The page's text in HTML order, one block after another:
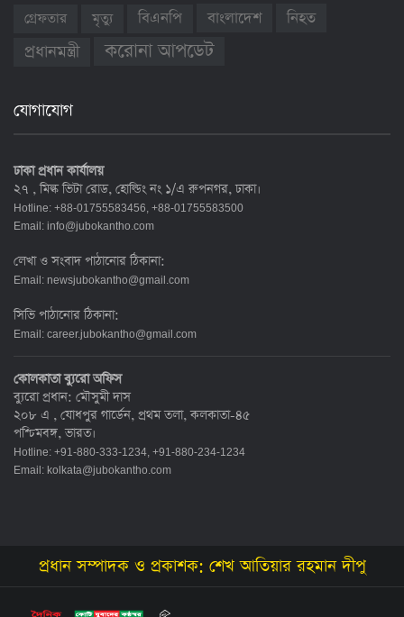
গ্রেফতার
মৃত্যু বিএনপি বাংলাদেশ নিহত
প্রধানমন্ত্রী করোনা আপডেট
যোগাযোগ
ঢাকা প্রধান কার্যালয়
২৭ , মিল্ক ভিটা রোড, হোল্ডিং নং ১/এ রুপনগর, ঢাকা।
Hotline: +88-01755583456, +88-01755583500
Email: info@jubokantho.com
লেখা ও সংবাদ পাঠানোর ঠিকানা:
Email: newsjubokantho@gmail.com
সিভি পাঠানোর ঠিকানা:
Email: career.jubokantho@gmail.com
কোলকাতা ব্যুরো অফিস
ব্যুরো প্রধান: মৌসুমী দাস
২০৮ এ , যোধপুর গার্ডেন, প্রথম তলা, কলকাতা-৪৫
পশ্চিমবঙ্গ, ভারত।
Hotline: +91-880-333-1234, +91-880-234-1234
Email: kolkata@jubokantho.com
প্রধান সম্পাদক ও প্রকাশক: শেখ আতিয়ার রহমান দীপু